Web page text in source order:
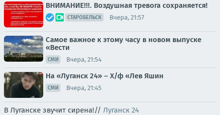
ВНИМАНИЕ!!!. Воздушная тревога сохраняется!
СТАРОБЕЛЬСК Вчера, 21:57
Самое важное к этому часу в новом выпуске
«Вести
СМИ Вчера, 21:54
На «Луганск 24» – Х/ф «Лев Яшин
СМИ Вчера, 21:45
В Луганске звучит сирена!// Луганск 24